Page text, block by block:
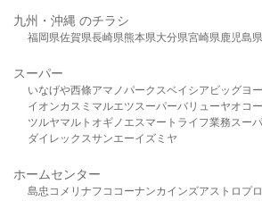
九州・沖縄 のチラシ
福岡県佐賀県長崎県熊本県大分県宮崎県鹿児島県
スーパー
いなげや西條アマノパークスベイシア ビッグヨ
イオンカスミ マルエツスーパーバリューヤオコー
ツルヤマルト オギノ エスマート ライフ業務スー
ダイレックスサンエーイズミヤ
ホームセンター
島忠 コメリ ナフコ コーナンカインズアストロプ